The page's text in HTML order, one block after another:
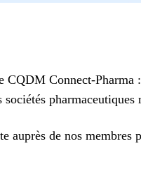
Connect-
de nos